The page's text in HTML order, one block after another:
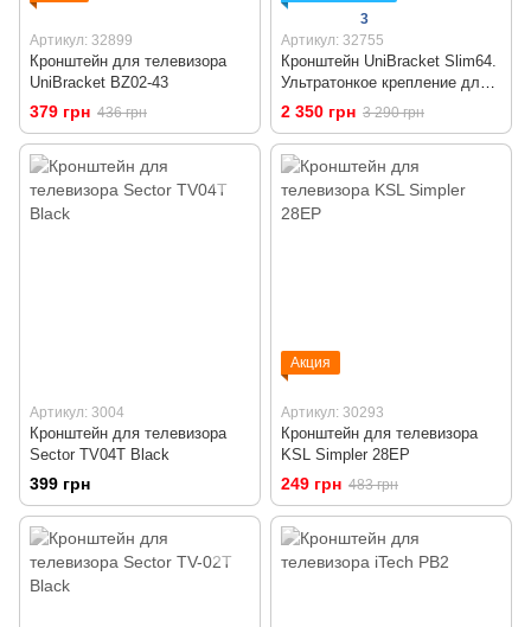
Артикул: 32899
Кронштейн для телевизора
UniBracket BZ02-43
379 грн 436 грн
3
Артикул: 32755
Кронштейн UniBracket Slim64.
Ультратонкое крепление для
телевизора 43 - 90 дюймов
2 350 грн 3 290 грн
Артикул: 3004
Кронштейн для телевизора
Sector TV04T Black
399 грн
Акция
Артикул: 30293
Кронштейн для телевизора
KSL Simpler 28EP
249 грн 483 грн